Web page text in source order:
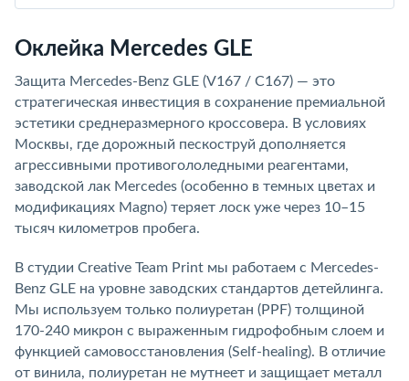
Оклейка Mercedes GLE
Защита Mercedes-Benz GLE (V167 / C167) — это
стратегическая инвестиция в сохранение премиальной
эстетики среднеразмерного кроссовера. В условиях
Москвы, где дорожный пескоструй дополняется
агрессивными противогололедными реагентами,
заводской лак Mercedes (особенно в темных цветах и
модификациях Magno) теряет лоск уже через 10–15
тысяч километров пробега.
В студии Creative Team Print мы работаем с Mercedes-
Benz GLE на уровне заводских стандартов детейлинга.
Мы используем только полиуретан (PPF) толщиной
170-240 микрон с выраженным гидрофобным слоем и
функцией самовосстановления (Self-healing). В отличие
от винила, полиуретан не мутнеет и защищает металл